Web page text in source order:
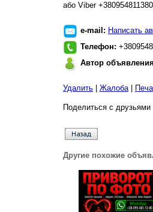
або Viber +380954811380
e-mail: Написать
Телефон:
Автор
Удалить Жалоба|
Поделиться с
Другие похожие